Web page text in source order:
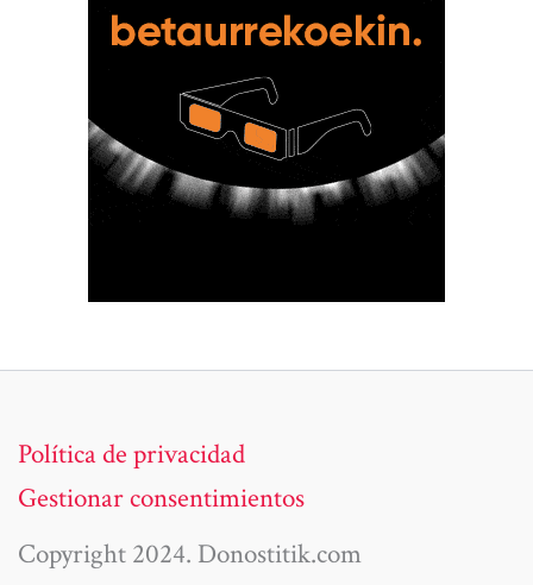
Política de privacidad
Gestionar consentimientos
Copyright 2024. Donostitik.com